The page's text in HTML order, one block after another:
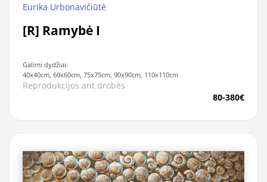
Eurika Urbonavičiūtė
[R] Ramybė I
Galimi dydžiai:
40x40cm, 60x60cm, 75x75cm, 90x90cm, 110x110cm
Reprodukcijos ant drobės
80-380€